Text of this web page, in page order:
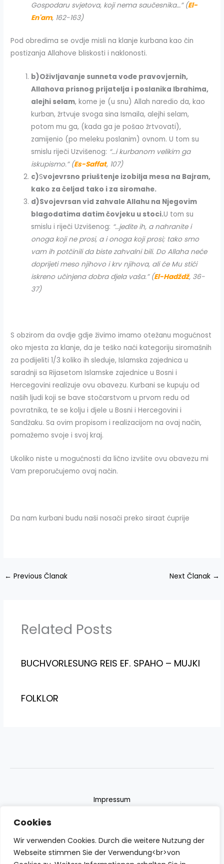
Cookies
Wir verwenden Cookies. Durch die weitere Nutzung der
Webseite stimmen Sie der Verwendung<br>von
Gospodaru svjetova, koji nema saučesnika…” (El-
En'am, 162-163)
Pod obredima se ovdje misli na klanje kurbana kao čin
postizanja Allahove bliskosti i naklonosti.
b)Oživljavanje sunneta vođe pravovjernih,
Allahova prisnog prijatelja i poslanika Ibrahima,
alejhi selam, kome je (u snu) Allah naredio da, kao
kurban, žrtvuje svoga sina Ismaila, alejhi selam,
potom mu ga, (kada ga je pošao žrtvovati),
zamijenio (po meleku poslanim) ovnom. U tom su
smislu riječi Uzvišenog: “…i kurbanom velikim ga
iskupismo.” (Es-Saffat, 107)
c)Svojevrsno priuštenje izobilja mesa na Bajram,
kako za čeljad tako i za siromahe.
d)Svojevrsan vid zahvale Allahu na Njegovim
blagodatima datim čovjeku u stoci.U tom su
smislu i riječi Uzvišenog: “…jedite ih, a nahranite i
onoga koji ne prosi, a i onoga koji prosi; tako smo
vam ih potčinili da biste zahvalni bili. Do Allaha neće
doprijeti meso njihovo i krv njihova, ali će Mu stići
iskreno učinjena dobra djela vaša.” (El-Hadždž, 36-
37)
S obzirom da ovdje gdje živimo imamo otežanu mogućnost
oko mjesta za klanje, da je teško naći kategoriju siromašnih
za podijeliti 1/3 koliko ih sleduje, Islamska zajednica u
saradnji sa Rijasetom Islamske zajednice u Bosni i
Hercegovini realizuje ovu obavezu. Kurbani se kupuju od
naših ljudi koji se bave stočarstvom u prvom redu od
povratnika, te se kolju i djele u Bosni i Hercegovini i
Sandžaku. Sa ovim propisom i realizacijom na ovaj način,
pomažemo svoje i svoj kraj.
Ukoliko niste u mogućnosti da lično izvšite ovu obavezu mi
Vam preporučujemo ovaj način.
Da nam kurbani budu naši nosači preko siraat ćuprije
← Previous Članak Next Članak →
Related Posts
BUCHVORLESUNG REIS EF. SPAHO – MUJKI
FOLKLOR
Impressum